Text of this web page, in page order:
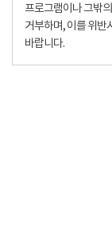
프로그램이나 그밖
거부하며, 이를 위반
바랍니다.